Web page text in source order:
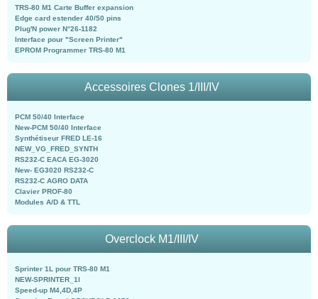
TRS-80 M1 Carte Buffer expansion
Edge card estender 40/50 pins
Plug'N power N°26-1182
Interface pour "Screen Printer"
EPROM Programmer TRS-80 M1
Accessoires Clones 1/III/IV
PCM 50/40 Interface
New-PCM 50/40 Interface
Synthétiseur FRED LE-16
NEW_VG_FRED_SYNTH
RS232-C EACA EG-3020
New- EG3020 RS232-C
RS232-C AGRO DATA
Clavier PROF-80
Modules A/D & TTL
Overclock M1/III/IV
Sprinter 1L pour TRS-80 M1
NEW-SPRINTER_1l
Speed-up M4,4D,4P